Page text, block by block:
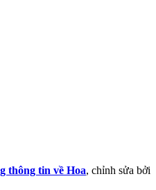
thông tin về Hoa, chỉnh sửa bởi